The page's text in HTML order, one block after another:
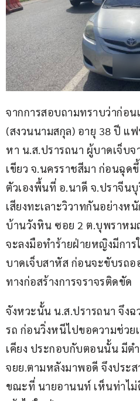
จากการสอบถามทราบว่าก่อ
(สงวนนามสกุล) อายุ 38 ปี
หา น.ส.ปรารถนา ผู้บาดเจ็บ
เขียว จ.นครราชสีมา ก่อนฉุด
ตัวเองพื้นที่ อ.นาดี จ.ปราจีนบุ
เสียงทะเลาะวิวาทกันอย่าง
บ้านวังหิน ซอย 2 ต.บุพราห
จะลงมือทำร้ายฝ่ายหญิงมีกา
บาดเจ็บสาหัส ก่อนจะขับรถอ
ทางก่อสร้างการจราจรติดขัด
จังหวะนั้น น.ส.ปรารถนา จึงฉ
รถ ก่อนวิ่งหนีไปขอความช่วย
เคียง ประกอบกับตอนนั้น มีต
จยย.ตามหลังมาพอดี จึงประ
ขณะที่ นายอานนท์ เห็นท่าไม่